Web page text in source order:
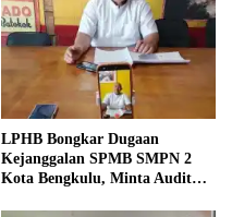
LPHB Bongkar Dugaan
Kejanggalan SPMB SMPN 2
Kota Bengkulu, Minta Audit